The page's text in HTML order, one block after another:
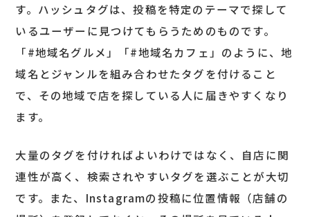
す。ハッシュタグは、投稿を特定のテーマで探して
いるユーザーに見つけてもらうためのものです。
「#地域名グルメ」「#地域名カフェ」のように、地
域名とジャンルを組み合わせたタグを付けること
で、その地域で店を探している人に届きやすくなり
ます。
大量のタグを付ければよいわけではなく、自店に関
連性が高く、検索されやすいタグを選ぶことが大切
です。また、Instagramの投稿に位置情報（店舗の